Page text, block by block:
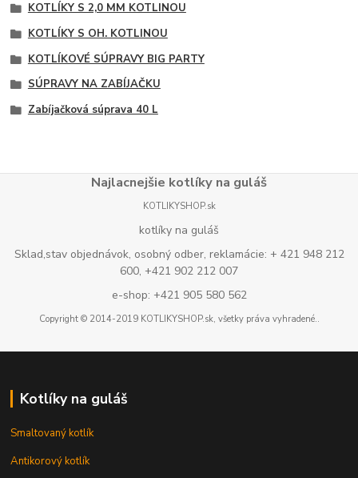
KOTLÍKY S 2,0 MM KOTLINOU
KOTLÍKY S OH. KOTLINOU
KOTLÍKOVÉ SÚPRAVY BIG PARTY
SÚPRAVY NA ZABÍJAČKU
Zabíjačková súprava 40 L
Najlacnejšie kotlíky na guláš
KOTLIKYSHOP.sk
kotlíky na guláš
Sklad,stav objednávok, osobný odber, reklamácie: + 421 948 212
600, +421 902 212 007
e-shop: +421 905 580 562
Copyright © 2014-2019 KOTLIKYSHOP.sk, všetky práva vyhradené..
Kotlíky na guláš
Smaltovaný kotlík
Antikorový kotlík